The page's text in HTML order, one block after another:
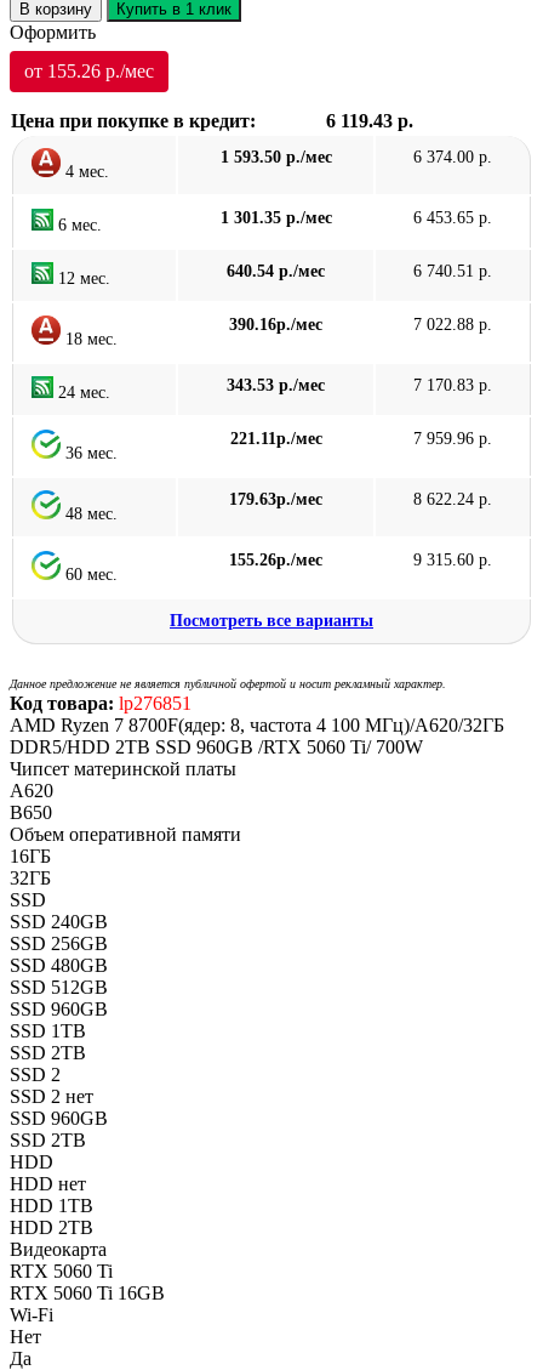
В корзину Купить в 1 клик
Оформить
от 155.26 р./мес
Цена при покупке в кредит: 6 119.43 р.
4 мес.
1 593.50 р./мес 6 374.00 р.
6 мес. 1 301.35 р./мес 6 453.65 р.
12 мес. 640.54 р./мес 6 740.51 р.
18 мес.
390.16р./мес 7 022.88 р.
24 мес. 343.53 р./мес 7 170.83 р.
36 мес.
221.11р./мес 7 959.96 р.
48 мес.
179.63р./мес 8 622.24 р.
60 мес.
155.26р./мес 9 315.60 р.
Посмотреть все варианты
Данное предложение не является публичной офертой и носит рекламный характер.
Код товара: lp276851
AMD Ryzen 7 8700F(ядер: 8, частота 4 100 МГц)/A620/32ГБ
DDR5/HDD 2TB SSD 960GB /RTX 5060 Ti/ 700W
Чипсет материнской платы
A620
B650
Объем оперативной памяти
16ГБ
32ГБ
SSD
SSD 240GB
SSD 256GB
SSD 480GB
SSD 512GB
SSD 960GB
SSD 1TB
SSD 2TB
SSD 2
SSD 2 нет
SSD 960GB
SSD 2TB
HDD
HDD нет
HDD 1TB
HDD 2TB
Видеокарта
RTX 5060 Ti
RTX 5060 Ti 16GB
Wi-Fi
Нет
Да